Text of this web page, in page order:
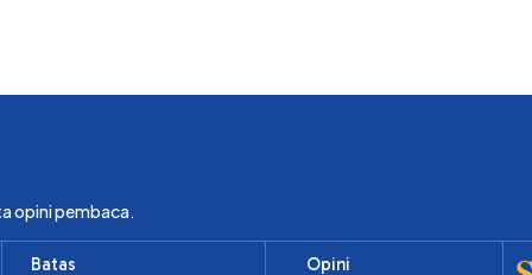
opini pembaca.
Batas
Opini